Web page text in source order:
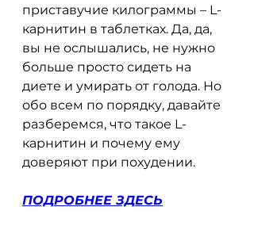
приставучие килограммы – L-
карнитин в таблетках. Да, да,
вы не ослышались, не нужно
больше просто сидеть на
диете и умирать от голода. Но
обо всем по порядку, давайте
разберемся, что такое L-
карнитин и почему ему
доверяют при похудении.
ПОДРОБНЕЕ ЗДЕСЬ